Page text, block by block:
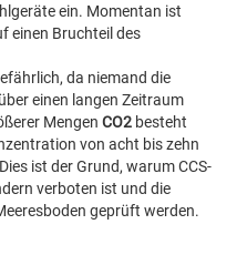
ein. Momentan ist
einen Bruchteil des
da niemand die
einen langen Zeitraum
Mengen CO2 besteht
von acht bis zehn
ist der Grund, warum CCS-
verboten ist und die
geprüft werden.